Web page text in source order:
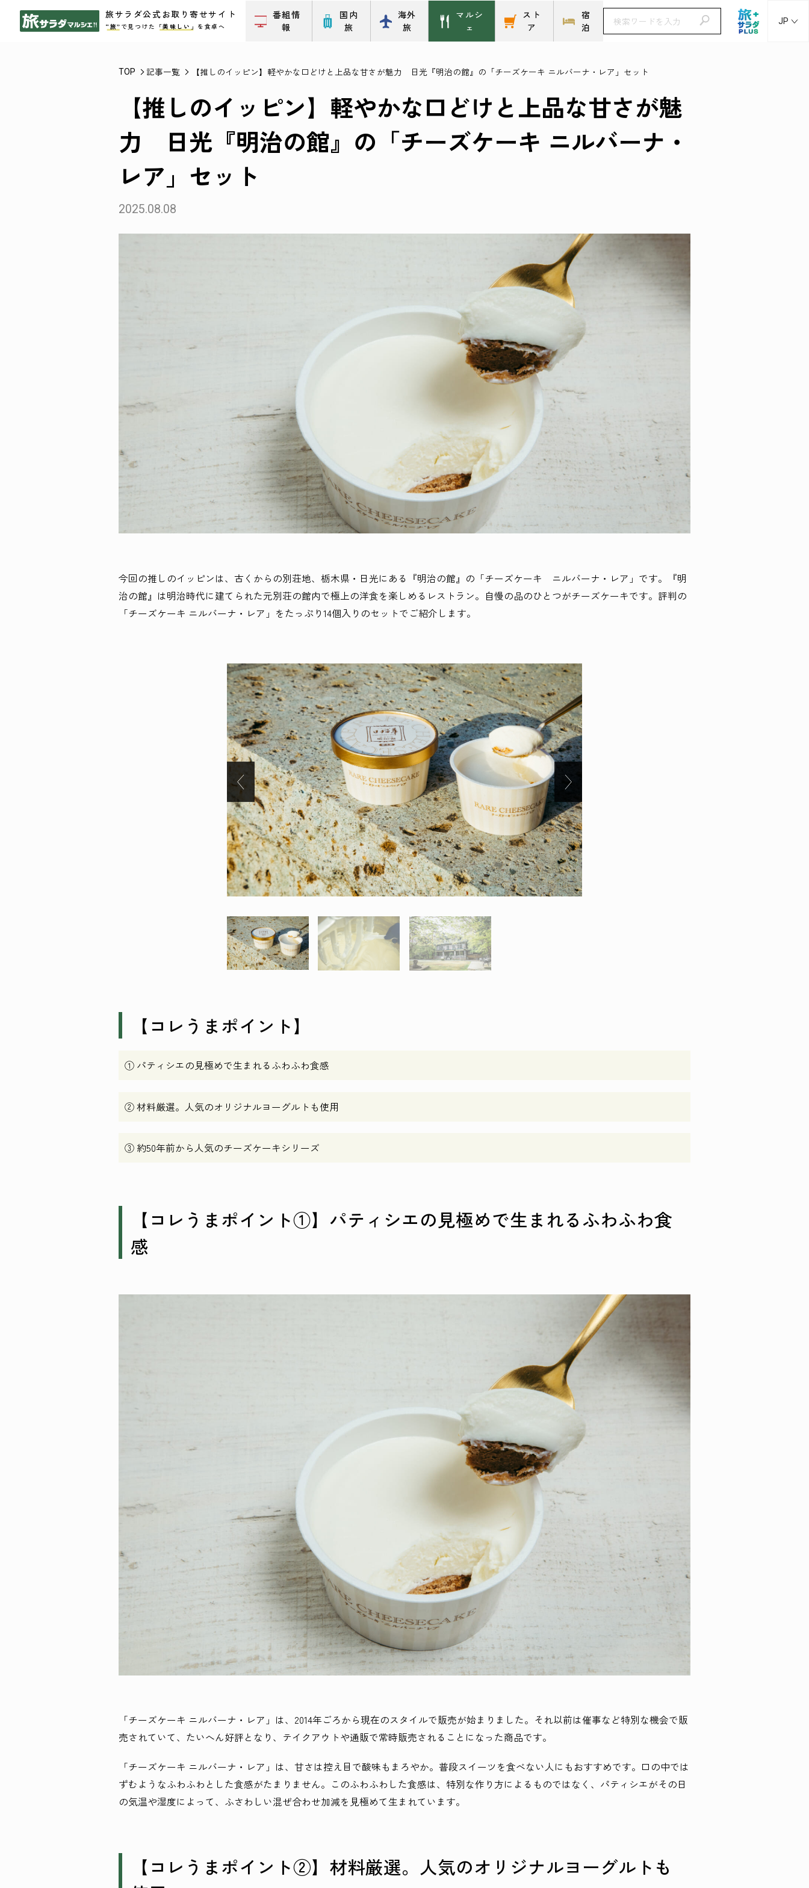
旅サラダ公式お取り寄せサイト
“旅” で見つけた 「美味しい」 を食卓へ
番組情
報
国内
旅
海外
旅
マルシ
ェ
スト
ア
宿
泊
JP
TOP 記事一覧 【推しのイッピン】軽やかな口どけと上品な甘さが魅力 日光『明治の館』の「チーズケーキ ニルバーナ・レア」セット
【推しのイッピン】軽やかな口どけと上品な甘さが魅
力 日光『明治の館』の「チーズケーキ ニルバーナ・
レア」セット
2025.08.08
今回の推しのイッピンは、古くからの別荘地、栃木県・日光にある『明治の館』の「チーズケーキ ニルバーナ・レア」です。『明
治の館』は明治時代に建てられた元別荘の館内で極上の洋食を楽しめるレストラン。自慢の品のひとつがチーズケーキです。評判の
「チーズケーキ ニルバーナ・レア」をたっぷり14個入りのセットでご紹介します。
【コレうまポイント】
① パティシエの見極めで生まれるふわふわ食感
② 材料厳選。人気のオリジナルヨーグルトも使用
③ 約50年前から人気のチーズケーキシリーズ
【コレうまポイント①】パティシエの見極めで生まれるふわふわ食
感
「チーズケーキ ニルバーナ・レア」は、2014年ごろから現在のスタイルで販売が始まりました。それ以前は催事など特別な機会で販
売されていて、たいへん好評となり、テイクアウトや通販で常時販売されることになった商品です。
「チーズケーキ ニルバーナ・レア」は、甘さは控え目で酸味もまろやか。普段スイーツを食べない人にもおすすめです。口の中では
ずむようなふわふわとした食感がたまりません。このふわふわした食感は、特別な作り方によるものではなく、パティシエがその日
の気温や湿度によって、ふさわしい混ぜ合わせ加減を見極めて生まれています。
【コレうまポイント②】材料厳選。人気のオリジナルヨーグルトも